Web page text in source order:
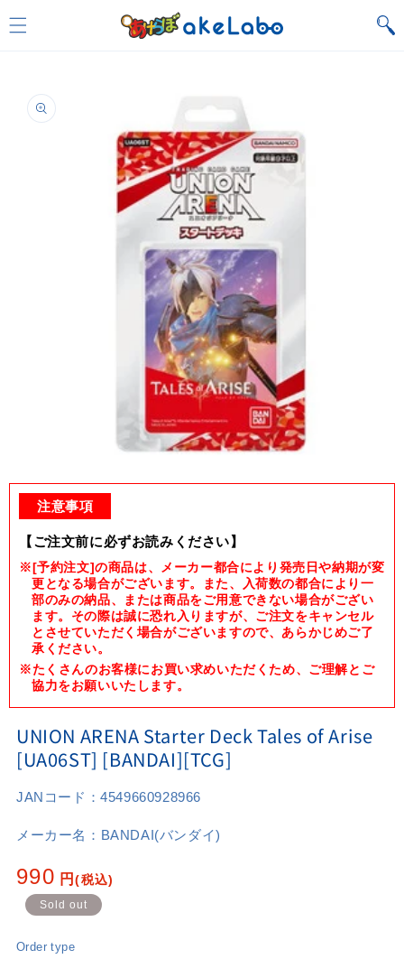
product
information
in
注意事項
【ご注文前に必ずお読みください】
※[予約注文]の商品は、メーカー都合により発売日や納期が変
更となる場合がございます。また、入荷数の都合により一
部のみの納品、または商品をご用意できない場合がござい
ます。その際は誠に恐れ入りますが、ご注文をキャンセル
とさせていただく場合がございますので、あらかじめご了
承ください。
※たくさんのお客様にお買い求めいただくため、ご理解とご
協力をお願いいたします。
UNION ARENA Starter Deck Tales of Arise
[UA06ST] [BANDAI][TCG]
JANコード：4549660928966
メーカー名： BANDAI(バンダイ)
Regular
price
990 円(税込)
Sold out
Order type